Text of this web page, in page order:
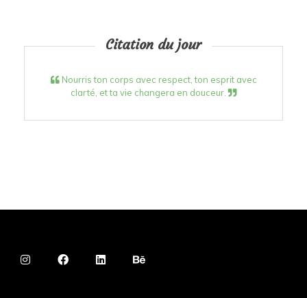
Citation du jour
Nourris ton corps avec respect, ton esprit avec
clarté, et ta vie changera en douceur.